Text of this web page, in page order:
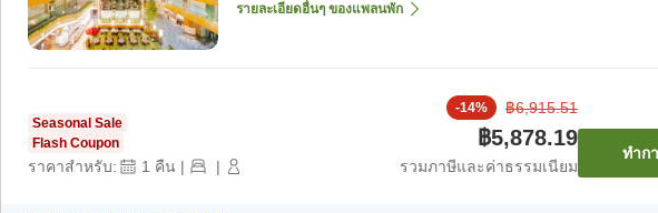
รายละเอียดอื่นๆ ของแพลนพัก
Seasonal Sale
Flash Coupon
ราคาสำหรับ: 1 คืน | |
-14% ฿6,915.51
฿5,878.19
รวมภาษีและค่าธรรมเนียม
ทำก